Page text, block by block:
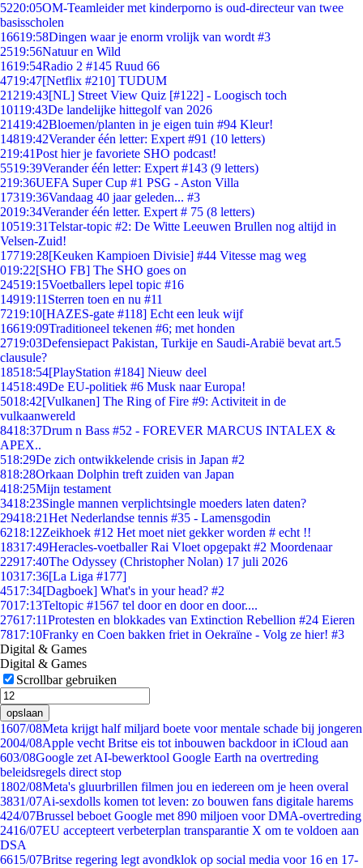
5220:05OM-Teamleider met kinderporno is oud-directeur van twee
basisscholen
16619:58Dingen waar je enorm vrolijk van wordt #3
2519:56Natuur en Wild
1619:54Radio 2 #145 Ruud 66
4719:47[Netflix #210] TUDUM
21219:43[NL] Street View Quiz [#122] - Loogisch toch
10119:43De landelijke hittegolf van 2026
21419:42Bloemen/planten in je eigen tuin #94 Kleur!
14819:42Verander één letter: Expert #91 (10 letters)
219:41Post hier je favoriete SHO podcast!
5519:39Verander één letter: Expert #143 (9 letters)
219:36UEFA Super Cup #1 PSG - Aston Villa
17319:36Vandaag 40 jaar geleden... #3
2019:34Verander één letter. Expert # 75 (8 letters)
10519:31Telstar-topic #2: De Witte Leeuwen Brullen nog altijd in
Velsen-Zuid!
17719:28[Keuken Kampioen Divisie] #44 Vitesse mag weg
019:22[SHO FB] The SHO goes on
24519:15Voetballers lepel topic #16
14919:11 Sterren toen en nu #11
7219:10[HAZES-gate #118] Echt een leuk wijf
16619:09Traditioneel tekenen #6; met honden
2719:03Defensiepact Pakistan, Turkije en Saudi-Arabië bevat art.5
clausule?
18518:54[PlayStation #184] Nieuw deel
14518:49De EU-politiek #6 Musk naar Europa!
5018:42[Vulkanen] The Ring of Fire #9: Activiteit in de
vulkaanwereld
8418:37Drum n Bass #52 - FOREVER MARCUS INTALEX &
APEX..
518:29De zich ontwikkelende crisis in Japan #2
818:28Orkaan Dolphin treft zuiden van Japan
418:25Mijn testament
3418:23Single mannen verplichtsingle moeders laten daten?
29418:21Het Nederlandse tennis #35 - Lamensgodin
6218:12Zeikhoek #12 Het moet niet gekker worden # echt !!
18317:49Heracles-voetballer Rai Vloet opgepakt #2 Moordenaar
22917:40The Odyssey (Christopher Nolan) 17 juli 2026
10317:36[La Liga #177]
4517:34[Dagboek] What's in your head? #2
7017:13Teltopic #1567 tel door en door en door....
27617:11Protesten en blokkades van Extinction Rebellion #24 Eieren
7817:10Franky en Coen bakken friet in Oekraïne - Volg ze hier! #3
Digital & Games
Digital & Games
Scrollbar gebruiken
opslaan
1607/08Meta krijgt half miljard boete voor mentale schade bij jongeren
2004/08Apple vecht Britse eis tot inbouwen backdoor in iCloud aan
603/08Google zet AI-bewerktool Google Earth na overtreding
beleidsregels direct stop
1802/08Meta's gluurbrillen filmen jou en iedereen om je heen overal
3831/07Ai-sexdolls komen tot leven: zo bouwen fans digitale harems
424/07Brussel beboet Google met 890 miljoen voor DMA-overtreding
2416/07EU accepteert verbeterplan transparantie X om te voldoen aan
DSA
6615/07Britse regering legt avondklok op social media voor 16 en 17-